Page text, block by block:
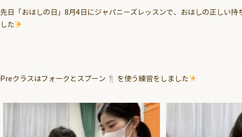
先日「おはしの日」8月4日にジャパニーズレッスンで、おはしの正しい持
した
Preクラスはフォークとスプーン を使う練習をしました